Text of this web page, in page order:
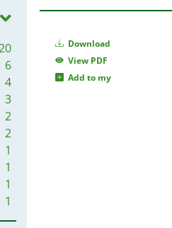
6
4
3
2
2
1
1
1
1
Download
View PDF
Add to my